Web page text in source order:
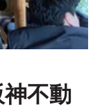
神不動